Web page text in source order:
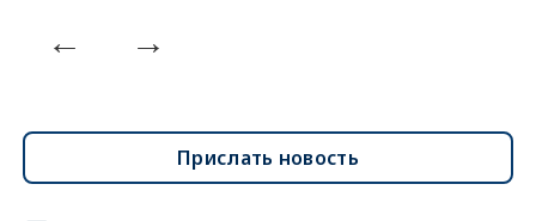
Прислать новость